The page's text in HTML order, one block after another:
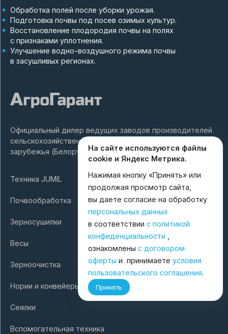
Обработка полей после уборки урожая.
Подготовка почвы под посев озимых культур.
Восстановление плодородия почвы на полях
с признаками уплотнения.
Улучшение водно-воздушного режима почвы
в засушливых регионах.
Официальный дилер ведущих заводов производителей
сельскохозяйственной техники России и ближнего
зарубежья (Белоруссия, Турция).
Техника JUMIL
Почвообработка
Зерносушилки
Весы
Зерноочистка
Нории и конвейеры
Сеялки
Вспомогательная техника
На сайте используются файлы
cookie и Яндекс Метрика.
Нажимая кнопку «Принять» или
продолжая просмотр сайта,
вы даете согласие на обработку
персональных данных
в соответствии с политикой
конфиденциальности
ознакомлены с договором
оферты и принимаете условия
пользовательского соглашения.
Принять